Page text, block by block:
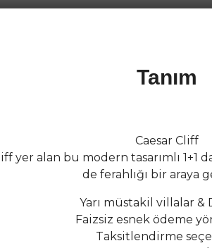
Tanım
Caesar Cliff
yer alan bu modern tasarımlı
de ferahlığı bir araya
Yarı müstakil villalar &
Faizsiz esnek ödeme
Taksitlendirme